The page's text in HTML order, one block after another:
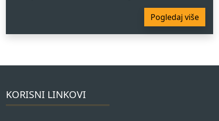
Pogledaj više
KORISNI LINKOVI